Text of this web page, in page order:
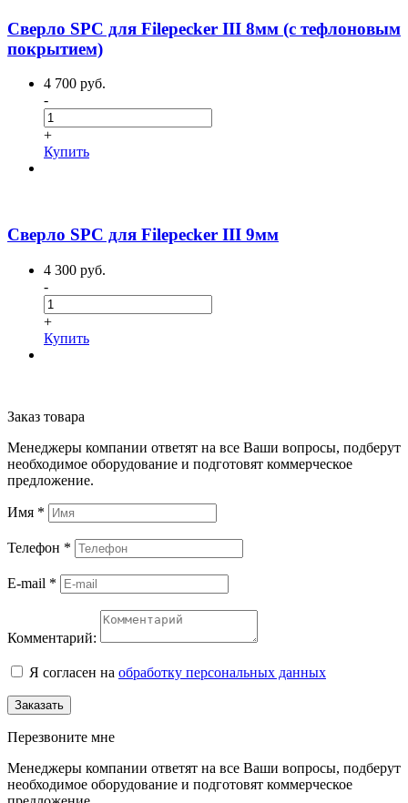
Сверло SPC для Filepecker III 8мм (с тефлоновым
покрытием)
4 700 руб.
-
+
Купить
Сверло SPC для Filepecker III 9мм
4 300 руб.
-
+
Купить
Заказ товара
Менеджеры компании ответят на все Ваши вопросы, подберут
необходимое оборудование и подготовят коммерческое
предложение.
Имя *
Телефон *
E-mail *
Комментарий:
Я согласен на обработку персональных данных
Заказать
Перезвоните мне
Менеджеры компании ответят на все Ваши вопросы, подберут
необходимое оборудование и подготовят коммерческое